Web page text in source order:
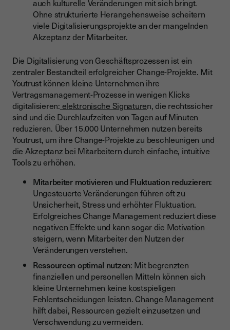
auch kulturelle Veränderungen mit sich bringt.
Ohne strukturierte Herangehensweise scheitern
viele Digitalisierungsprojekte an der mangelnden
Akzeptanz der Mitarbeiter.
Die Digitalisierung von Geschäftsprozessen ist ein
zentraler Bestandteil erfolgreicher Change-Projekte. Mit
Youtrust können kleine Unternehmen ihre
Vertragsmanagement-Prozesse in wenigen Klicks
digitalisieren: elektronische Signaturen, die rechtssicher
sind und die Durchlaufzeiten von Tagen auf Minuten
reduzieren. Über 15.000 Unternehmen nutzen bereits
Youtrust, um ihre Change-Projekte zu beschleunigen und
die Akzeptanz bei Mitarbeitern durch einfache, intuitive
Tools zu erhöhen.
Mitarbeiter motivieren und Fluktuation reduzieren:
Ungesteuerte Veränderungen führen oft zu
Unsicherheit, Stress und erhöhter Fluktuation.
Erfolgreiches Change Management reduziert diese
negativen Effekte und kann sogar die Motivation
steigern, wenn Mitarbeiter den Nutzen der
Veränderungen verstehen.
Ressourcen optimal nutzen: Mit begrenzten
finanziellen und personellen Mitteln können sich
kleine Unternehmen keine kostspieligen
Fehlentscheidungen leisten. Change Management
hilft dabei, Ressourcen gezielt einzusetzen und
Verschwendung zu vermeiden.